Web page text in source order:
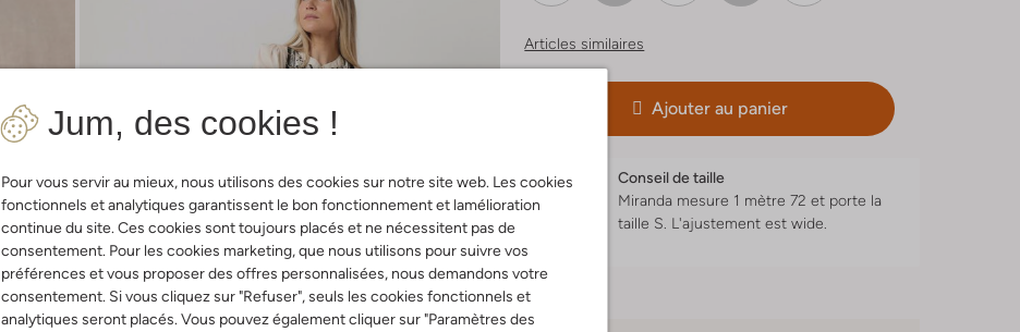
Jum, des cookies !
Pour vous servir au mieux, nous utilisons des cookies sur notre site web. Les cookies
fonctionnels et analytiques garantissent le bon fonctionnement et lamélioration
continue du site. Ces cookies sont toujours placés et ne nécessitent pas de
consentement. Pour les cookies marketing, que nous utilisons pour suivre vos
préférences et vous proposer des offres personnalisées, nous demandons votre
consentement. Si vous cliquez sur "Refuser", seuls les cookies fonctionnels et
analytiques seront placés. Vous pouvez également cliquer sur "Paramètres des
Articles similaires
Ajouter au panier
Conseil de taille
Miranda mesure 1 mètre 72 et porte la
taille S. L'ajustement estwide.